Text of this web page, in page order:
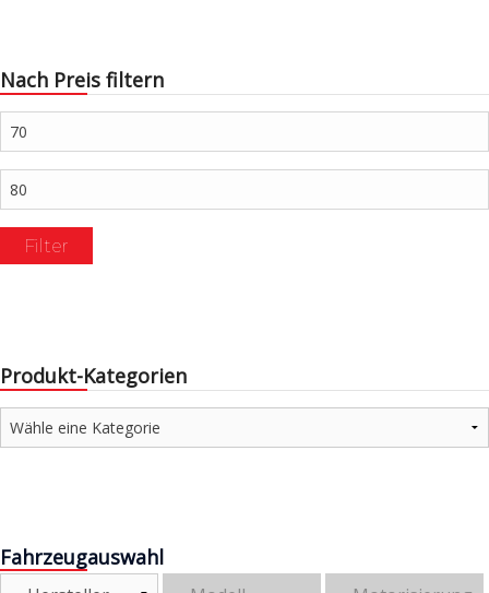
Nach Preis filtern
Min.
Preis
Max.
Preis
Filter
Produkt-Kategorien
Fahrzeugauswahl